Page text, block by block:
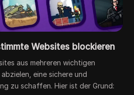
Websites blockieren
aus mehreren wichtigen
eine sichere und
zu schaffen. Hier ist der Grund: